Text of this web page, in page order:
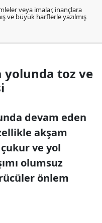
veya imalar, inançlara
ve büyük harflerle yazılmış
yolunda toz ve
devam eden
akşam
ve yol
olumsuz
önlem